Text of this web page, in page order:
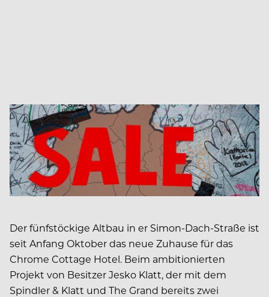
Der fünfstöckige Altbau in er Simon-Dach-Straße ist
seit Anfang Oktober das neue Zuhause für das
Chrome Cottage Hotel. Beim ambitionierten
Projekt von Besitzer Jesko Klatt, der mit dem
Spindler & Klatt und The Grand bereits zwei